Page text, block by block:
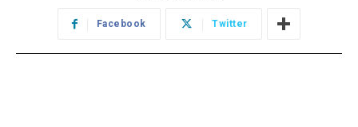
Facebook Twitter